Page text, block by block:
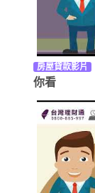
房屋貸款影片
你看